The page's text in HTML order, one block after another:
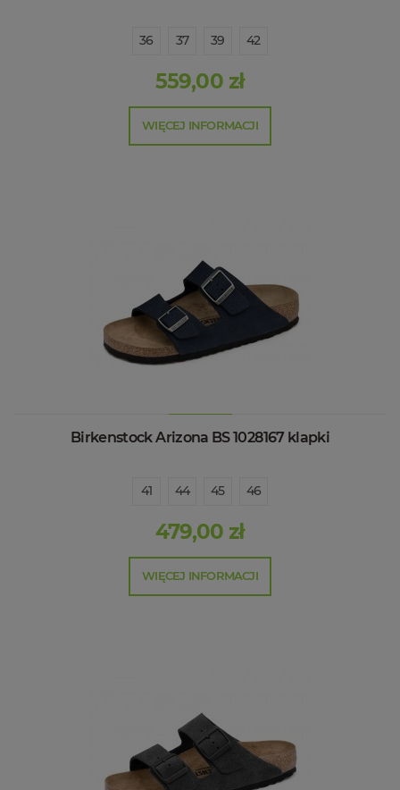
36 37 39 42
559,00 zł
WIĘCEJ INFORMACJI
Birkenstock Arizona BS 1028167 klapki
41 44 45 46
479,00 zł
WIĘCEJ INFORMACJI